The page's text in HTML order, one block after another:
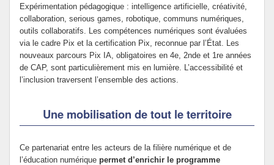
Expérimentation pédagogique : intelligence artificielle, créativité,
collaboration, serious games, robotique, communs numériques,
outils collaboratifs. Les compétences numériques sont évaluées
via le cadre Pix et la certification Pix, reconnue par l’État. Les
nouveaux parcours Pix IA, obligatoires en 4e, 2nde et 1re années
de CAP, sont particulièrement mis en lumière. L’accessibilité et
l’inclusion traversent l’ensemble des actions.
Une mobilisation de tout le territoire
Ce partenariat entre les acteurs de la filière numérique et de
l’éducation numérique permet d’enrichir le programme